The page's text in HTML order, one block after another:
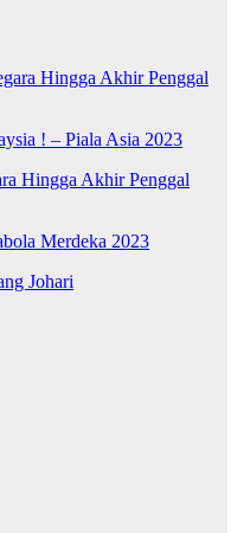
Hingga Akhir Penggal
! – Piala Asia 2023
Hingga Akhir Penggal
Merdeka 2023
Johari